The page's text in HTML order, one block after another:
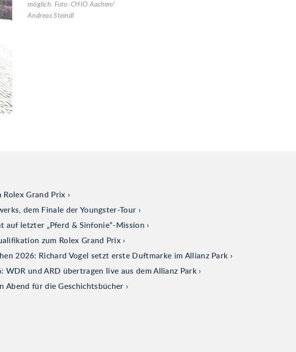
möglich. Foto: CHIO Aachen/
Andreas Steindl
Rolex Grand Prix
dem Finale der Youngster-Tour
auf letzter „Pferd & Sinfonie“-Mission
zum Rolex Grand Prix
2026: Richard Vogel setzt erste Duftmarke im Allianz Park
WDR und ARD übertragen live aus dem Allianz Park
Abend für die Geschichtsbücher